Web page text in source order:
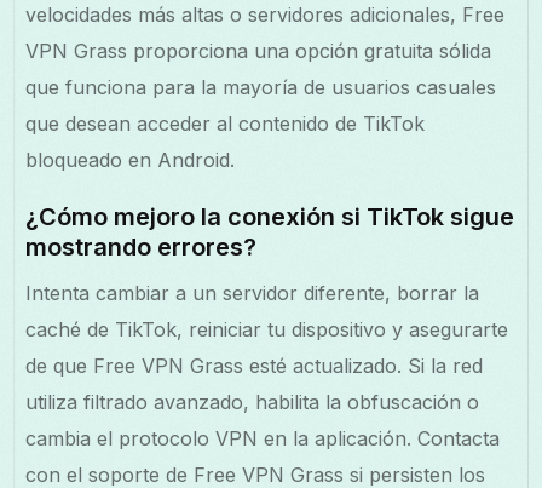
velocidades más altas o servidores adicionales, Free
VPN Grass proporciona una opción gratuita sólida
que funciona para la mayoría de usuarios casuales
que desean acceder al contenido de TikTok
bloqueado en Android.
¿Cómo mejoro la conexión si TikTok sigue
mostrando errores?
Intenta cambiar a un servidor diferente, borrar la
caché de TikTok, reiniciar tu dispositivo y asegurarte
de que Free VPN Grass esté actualizado. Si la red
utiliza filtrado avanzado, habilita la obfuscación o
cambia el protocolo VPN en la aplicación. Contacta
con el soporte de Free VPN Grass si persisten los